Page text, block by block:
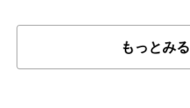
もっとみる